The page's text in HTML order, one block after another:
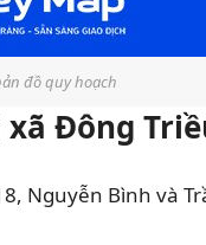
đồ quy hoạch
Đông
Nguyễn Bình và